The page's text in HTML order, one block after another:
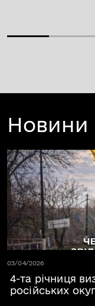
Новини
Дата публікації 03.04.2026
03/04/2026
4-та річниця
російських